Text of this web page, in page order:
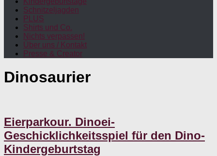
Schnitzeljagden
PLUS
Shirts und Co.
Nichts verpassen!
Über uns / Kontakt
Presse & Creator
Dinosaurier
Eierparkour. Dinoei-
Geschicklichkeitsspiel für den Dino-
Kindergeburtstag